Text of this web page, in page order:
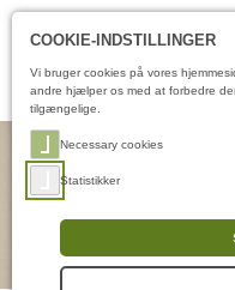
COOKIE-INDSTILLINGER
Vi bruger cookies på vores
andre hjælper os med at forbedre
tilgængelige.
Necessary cookies
Statistikker